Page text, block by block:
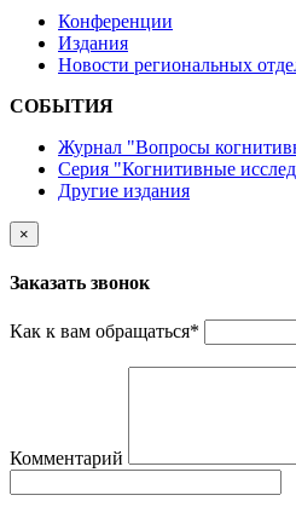
Конференции
Издания
Новости региональных
СОБЫТИЯ
Журнал "Вопросы
Серия "Когнитивные
Другие издания
×
Заказать звонок
Как к вам обращаться*
Комментарий